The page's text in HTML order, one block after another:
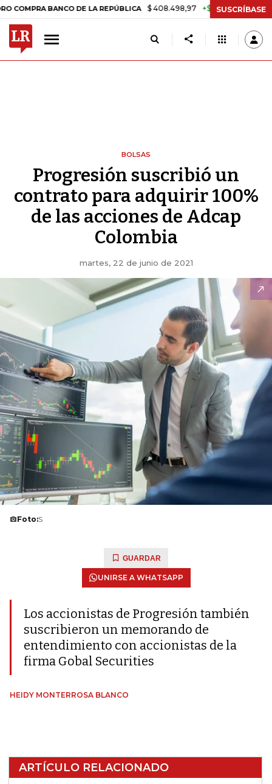
BANCO DE LA REPÚBLICA $ 408.498,97 +$ 8.753,81 +2,19%
SUSCRÍBASE
BOLSAS
Progresión suscribió un
contrato para adquirir 100%
de las acciones de Adcap
Colombia
martes, 22 de junio de 2021
Foto:S
GUARDAR
UNIRSE A WHATSAPP
Los accionistas de Progresión también
suscribieron un memorando de
entendimiento con accionistas de la
firma Gobal Securities
HEIDY MONTERROSA BLANCO
ARTÍCULO RELACIONADO